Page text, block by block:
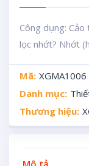
Công dụng: Cảo
lọc nhớt? Nhớt
Mã: XGMA1006
Danh mục:
Thương hiệu:
Mô tả